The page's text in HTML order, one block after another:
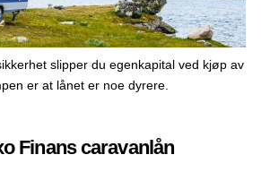
slipper du egenkapital ved kjøp av
er at lånet er noe dyrere.
Finans caravanlån